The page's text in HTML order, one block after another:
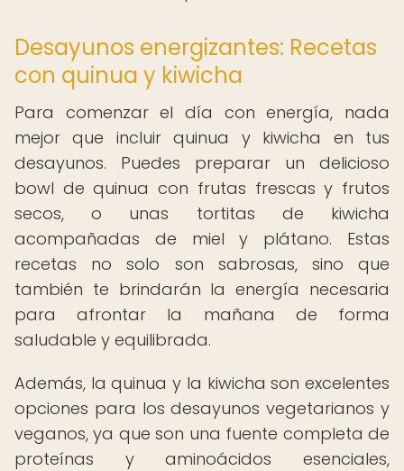
Desayunos energizantes: Recetas
con quinua y kiwicha
Para comenzar el día con energía, nada
mejor que incluir quinua y kiwicha en tus
desayunos. Puedes preparar un delicioso
bowl de quinua con frutas frescas y frutos
secos, o unas tortitas de kiwicha
acompañadas de miel y plátano. Estas
recetas no solo son sabrosas, sino que
también te brindarán la energía necesaria
para afrontar la mañana de forma
saludable y equilibrada.
Además, la quinua y la kiwicha son excelentes
opciones para los desayunos vegetarianos y
veganos, ya que son una fuente completa de
proteínas y aminoácidos esenciales,